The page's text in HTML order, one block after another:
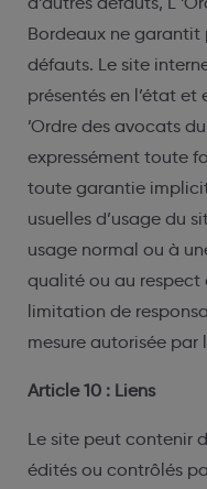
Bordeaux ne
défauts. Le site
présentés en l’état
’Ordre des avocats
expressément toute
toute garantie
usuelles d’usage du
usage normal ou à
qualité ou au respect
limitation de
mesure autorisée par
Article 10 : Liens
Le site peut contenir
édités ou contrôlés